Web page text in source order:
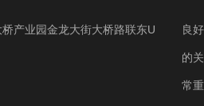
产业园金龙大街大桥路联东U 良
的
常